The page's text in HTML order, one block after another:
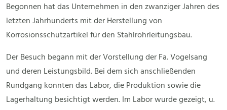
Begonnen hat das Unternehmen in den zwanziger Jahren des
letzten Jahrhunderts mit der Herstellung von
Korrosionsschutzartikel für den Stahlrohrleitungsbau.
Der Besuch begann mit der Vorstellung der Fa. Vogelsang
und deren Leistungsbild. Bei dem sich anschließenden
Rundgang konnten das Labor, die Produktion sowie die
Lagerhaltung besichtigt werden. Im Labor wurde gezeigt, u.